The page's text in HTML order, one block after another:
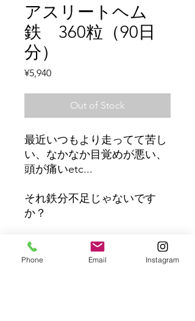
アスリートヘム
鉄 360粒（90日
分）
¥5,940Price
Out of Stock
最近いつもより走ってて苦し
い、なかなか目覚めが悪い、
頭が痛いetc...
それ鉄分不足じゃないです
か？
数ある鉄サプリの中でも圧倒
的主成分と吸収率！
Phone Email Instagram